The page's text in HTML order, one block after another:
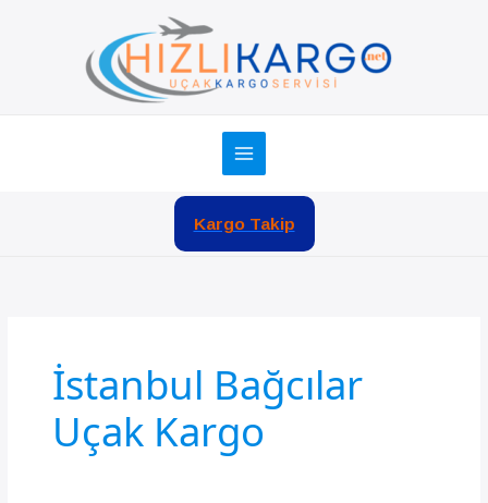
Kargo Takip
İstanbul Bağcılar
Uçak Kargo